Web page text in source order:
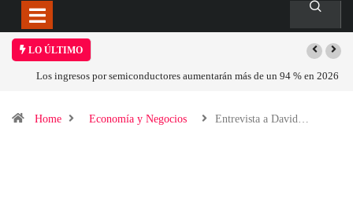
LO ÚLTIMO
Los ingresos por semiconductores aumentarán más de un 94 % en 2026
Home Economía y Negocios Entrevista a David…